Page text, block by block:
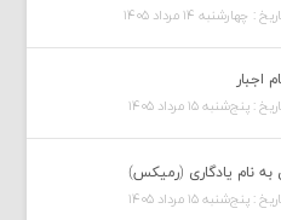
: چهارشنبه ۱۴ مرداد ۱۴۰۵
اجبار
: پنج‌شنبه ۱۵ مرداد ۱۴۰۵
نام یادگاری (رمیکس)
: پنج‌شنبه ۱۵ مرداد ۱۴۰۵